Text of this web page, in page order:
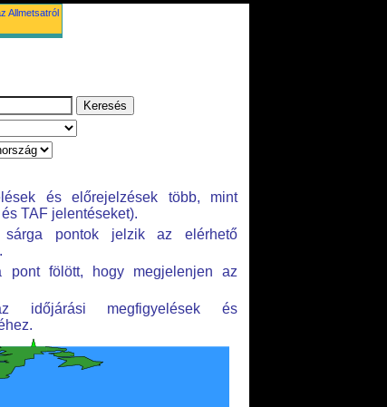
Allmetsatról
és előrejelzések több, mint
TAF jelentéseket).
pontok jelzik az elérhető
pont fölött, hogy megjelenjen az
időjárási megfigyelések és